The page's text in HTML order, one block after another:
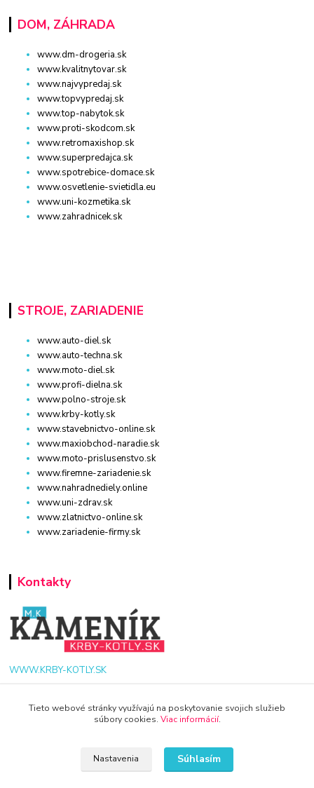
DOM, ZÁHRADA
www.dm-drogeria.sk
www.kvalitnytovar.sk
www.najvypredaj.sk
www.topvypredaj.sk
www.top-nabytok.sk
www.proti-skodcom.sk
www.retromaxishop.sk
www.superpredajca.sk
www.spotrebice-domace.sk
www.osvetlenie-svietidla.eu
www.uni-kozmetika.sk
www.zahradnicek.sk
STROJE, ZARIADENIE
www.auto-diel.sk
www.auto-techna.sk
www.moto-diel.sk
www.profi-dielna.sk
www.polno-stroje.sk
www.krby-kotly.sk
www.stavebnictvo-online.sk
www.maxiobchod-naradie.sk
www.moto-prislusenstvo.sk
www.firemne-zariadenie.sk
www.nahradnediely.online
www.uni-zdrav.sk
www.zlatnictvo-online.sk
www.zariadenie-firmy.sk
Kontakty
WWW.KRBY-KOTLY.SK
Tieto webové stránky využívajú na poskytovanie svojich služieb
súbory cookies. Viac informácií.
Nastavenia Súhlasím